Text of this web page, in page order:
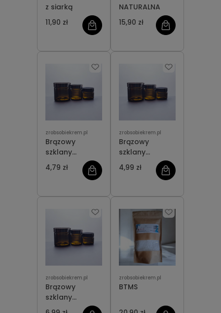
z siarką
11,90 zł
NATURALNA
15,90 zł
zrobsobiekrem.pl
Brązowy
szklany
słoiczek 15 ml
4,79 zł
zrobsobiekrem.pl
Brązowy
szklany
słoiczek 30 ml
4,99 zł
zrobsobiekrem.pl
Brązowy
szklany
słoiczek 60 ml
zrobsobiekrem.pl
BTMS